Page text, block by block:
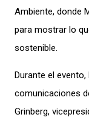
Ambiente, donde
para mostrar lo
sostenible.
Durante el evento,
comunicaciones
Grinberg,